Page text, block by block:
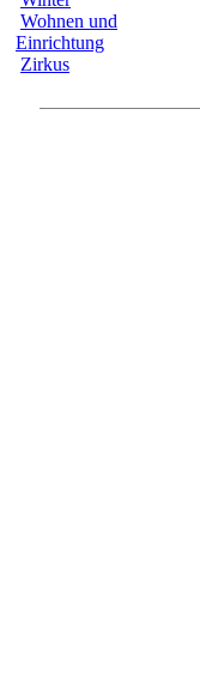
Wohnen und
Einrichtung
Zirkus